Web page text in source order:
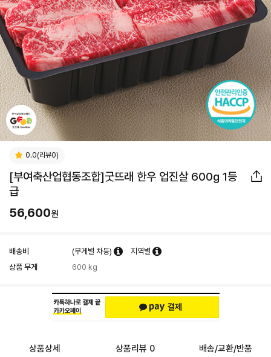
0.0(리뷰0)
[부여축산업협동조합]굿뜨래 한우 업진살 600g 1등
급
56,600원
배송비 (무게별 차등)
지역별
상품 무게
600 kg
상품상세 상품리뷰 0 배송/교환/반품